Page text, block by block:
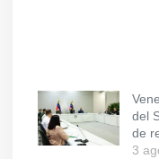
del
de
3